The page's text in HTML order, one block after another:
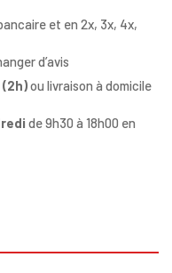
et en 2x, 3x, 4x,
d’avis
ou livraison à domicile
de 9h30 à 18h00 en